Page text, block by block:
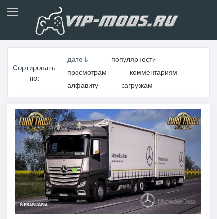
Сортировать
по:
дате
популярности
просмотрам
комментариям
алфавиту
загрузкам